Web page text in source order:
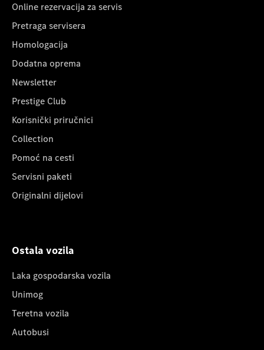
Online rezervacija za servis
Pretraga servisera
Homologacija
Dodatna oprema
Newsletter
Prestige Club
Korisnički priručnici
Collection
Pomoć na cesti
Servisni paketi
Originalni dijelovi
Ostala vozila
Laka gospodarska vozila
Unimog
Teretna vozila
Autobusi